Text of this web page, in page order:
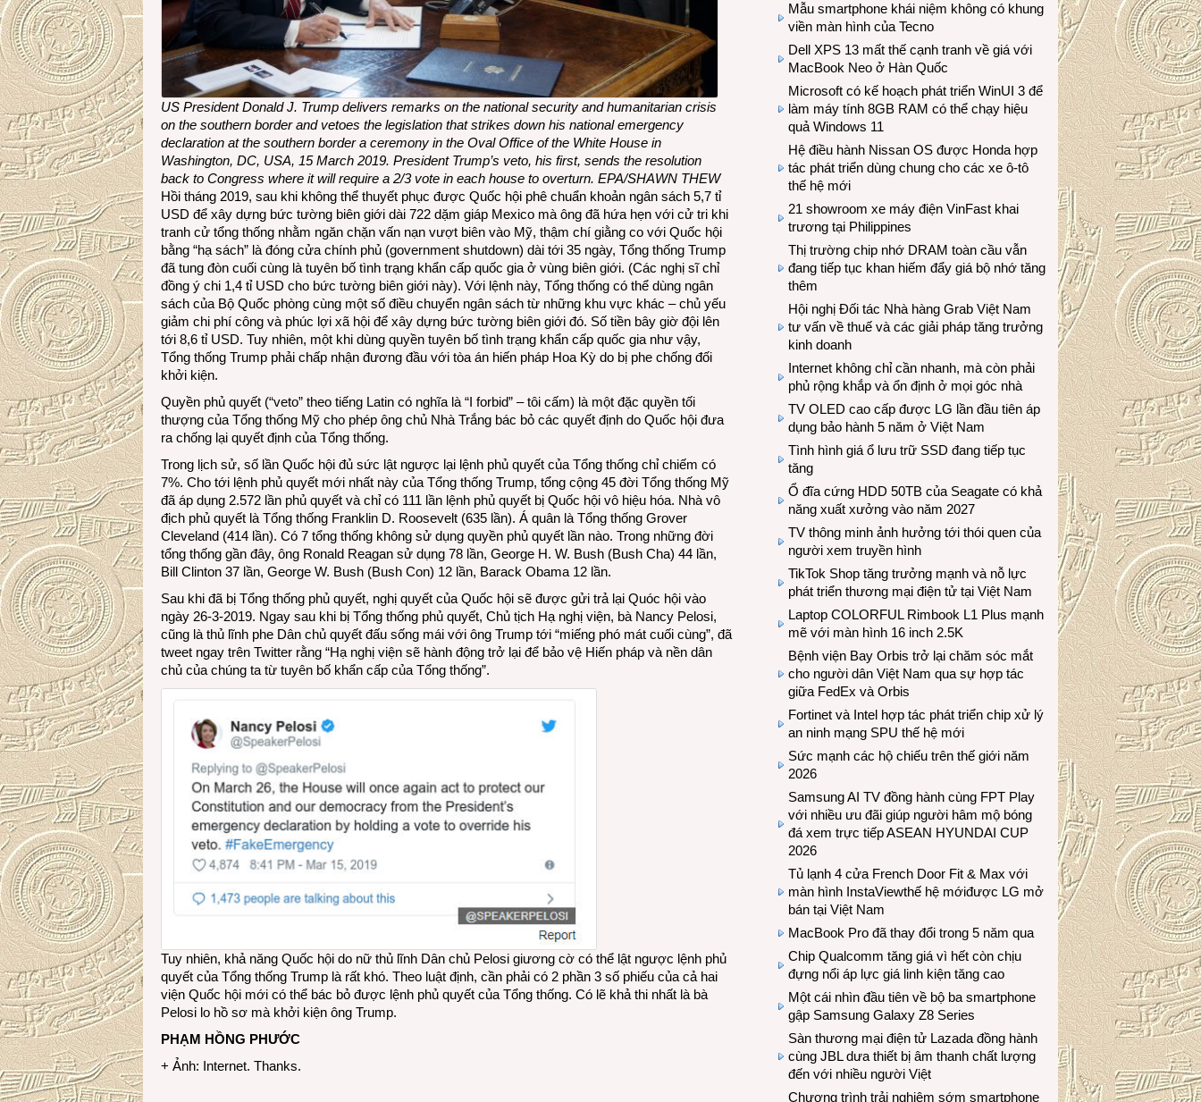
US President Donald J. Trump delivers remarks on the national security and humanitarian crisis
on the southern border and vetoes the legislation that strikes down his national emergency
declaration at the southern border a ceremony in the Oval Office of the White House in
Washington, DC, USA, 15 March 2019. President Trump’s veto, his first, sends the resolution
back to Congress where it will require a 2/3 vote in each house to overturn. EPA/SHAWN THEW
Hồi tháng 2019, sau khi không thể thuyết phục được Quốc hội phê chuẩn khoản ngân sách 5,7 tỉ
USD để xây dựng bức tường biên giới dài 722 dặm giáp Mexico mà ông đã hứa hẹn với cử tri khi
tranh cử tổng thống nhằm ngăn chặn vấn nạn vượt biên vào Mỹ, thậm chí giằng co với Quốc hội
bằng “hạ sách” là đóng cửa chính phủ (government shutdown) dài tới 35 ngày, Tổng thống Trump
đã tung đòn cuối cùng là tuyên bố tình trạng khẩn cấp quốc gia ở vùng biên giới. (Các nghị sĩ chỉ
đồng ý chi 1,4 tỉ USD cho bức tường biên giới này). Với lệnh này, Tổng thống có thể dùng ngân
sách của Bộ Quốc phòng cùng một số điều chuyển ngân sách từ những khu vực khác – chủ yếu
giảm chi phí công và phúc lợi xã hội để xây dựng bức tường biên giới đó. Số tiền bây giờ đội lên
tới 8,6 tỉ USD. Tuy nhiên, một khi dùng quyền tuyên bố tình trạng khẩn cấp quốc gia như vậy,
Tổng thống Trump phải chấp nhận đương đầu với tòa án hiến pháp Hoa Kỳ do bị phe chống đối
khởi kiện.
Quyền phủ quyết (“veto” theo tiếng Latin có nghĩa là “I forbid” – tôi cấm) là một đặc quyền tối
thượng của Tổng thống Mỹ cho phép ông chủ Nhà Trắng bác bỏ các quyết định do Quốc hội đưa
ra chống lại quyết định của Tổng thống.
Trong lịch sử, số lần Quốc hội đủ sức lật ngược lại lệnh phủ quyết của Tổng thống chỉ chiếm có
7%. Cho tới lệnh phủ quyết mới nhất này của Tổng thống Trump, tổng cộng 45 đời Tổng thống Mỹ
đã áp dụng 2.572 lần phủ quyết và chỉ có 111 lần lệnh phủ quyết bị Quốc hội vô hiệu hóa. Nhà vô
địch phủ quyết là Tổng thống Franklin D. Roosevelt (635 lần). Á quân là Tổng thống Grover
Cleveland (414 lần). Có 7 tổng thống không sử dụng quyền phủ quyết lần nào. Trong những đời
tổng thống gần đây, ông Ronald Reagan sử dụng 78 lần, George H. W. Bush (Bush Cha) 44 lần,
Bill Clinton 37 lần, George W. Bush (Bush Con) 12 lần, Barack Obama 12 lần.
Sau khi đã bị Tổng thống phủ quyết, nghị quyết của Quốc hội sẽ được gửi trả lại Quóc hội vào
ngày 26-3-2019. Ngay sau khi bị Tổng thống phủ quyết, Chủ tịch Hạ nghị viện, bà Nancy Pelosi,
cũng là thủ lĩnh phe Dân chủ quyết đấu sống mái với ông Trump tới “miếng phó mát cuối cùng”, đã
tweet ngay trên Twitter rằng “Hạ nghị viện sẽ hành động trở lại để bảo vệ Hiến pháp và nền dân
chủ của chúng ta từ tuyên bố khẩn cấp của Tổng thống”.
Tuy nhiên, khả năng Quốc hội do nữ thủ lĩnh Dân chủ Pelosi giương cờ có thể lật ngược lệnh phủ
quyết của Tổng thống Trump là rất khó. Theo luật định, cần phải có 2 phần 3 số phiếu của cả hai
viện Quốc hội mới có thể bác bỏ được lệnh phủ quyết của Tổng thống. Có lẽ khả thi nhất là bà
Pelosi lo hồ sơ mà khởi kiện ông Trump.
PHẠM HỒNG PHƯỚC
+ Ảnh: Internet. Thanks.
Mẫu smartphone khái niệm không có khung
viền màn hình của Tecno
Dell XPS 13 mất thế cạnh tranh về giá với
MacBook Neo ở Hàn Quốc
Microsoft có kế hoạch phát triển WinUI 3 để
làm máy tính 8GB RAM có thể chạy hiệu
quả Windows 11
Hệ điều hành Nissan OS được Honda hợp
tác phát triển dùng chung cho các xe ô-tô
thế hệ mới
21 showroom xe máy điện VinFast khai
trương tại Philippines
Thị trường chip nhớ DRAM toàn cầu vẫn
đang tiếp tục khan hiếm đẩy giá bộ nhớ tăng
thêm
Hội nghị Đối tác Nhà hàng Grab Việt Nam
tư vấn về thuế và các giải pháp tăng trưởng
kinh doanh
Internet không chỉ cần nhanh, mà còn phải
phủ rộng khắp và ổn định ở mọi góc nhà
TV OLED cao cấp được LG lần đầu tiên áp
dụng bảo hành 5 năm ở Việt Nam
Tình hình giá ổ lưu trữ SSD đang tiếp tục
tăng
Ổ đĩa cứng HDD 50TB của Seagate có khả
năng xuất xưởng vào năm 2027
TV thông minh ảnh hưởng tới thói quen của
người xem truyền hình
TikTok Shop tăng trưởng mạnh và nỗ lực
phát triển thương mại điện tử tại Việt Nam
Laptop COLORFUL Rimbook L1 Plus mạnh
mẽ với màn hình 16 inch 2.5K
Bệnh viện Bay Orbis trở lại chăm sóc mắt
cho người dân Việt Nam qua sự hợp tác
giữa FedEx và Orbis
Fortinet và Intel hợp tác phát triển chip xử lý
an ninh mạng SPU thế hệ mới
Sức mạnh các hộ chiếu trên thế giới năm
2026
Samsung AI TV đồng hành cùng FPT Play
với nhiều ưu đãi giúp người hâm mộ bóng
đá xem trực tiếp ASEAN HYUNDAI CUP
2026
Tủ lạnh 4 cửa French Door Fit & Max với
màn hình InstaViewthế hệ mớiđược LG mở
bán tại Việt Nam
MacBook Pro đã thay đổi trong 5 năm qua
Chip Qualcomm tăng giá vì hết còn chịu
đựng nổi áp lực giá linh kiện tăng cao
Một cái nhìn đầu tiên về bộ ba smartphone
gập Samsung Galaxy Z8 Series
Sàn thương mại điện tử Lazada đồng hành
cùng JBL dưa thiết bị âm thanh chất lượng
đến với nhiều người Việt
Chương trình trải nghiệm sớm smartphone